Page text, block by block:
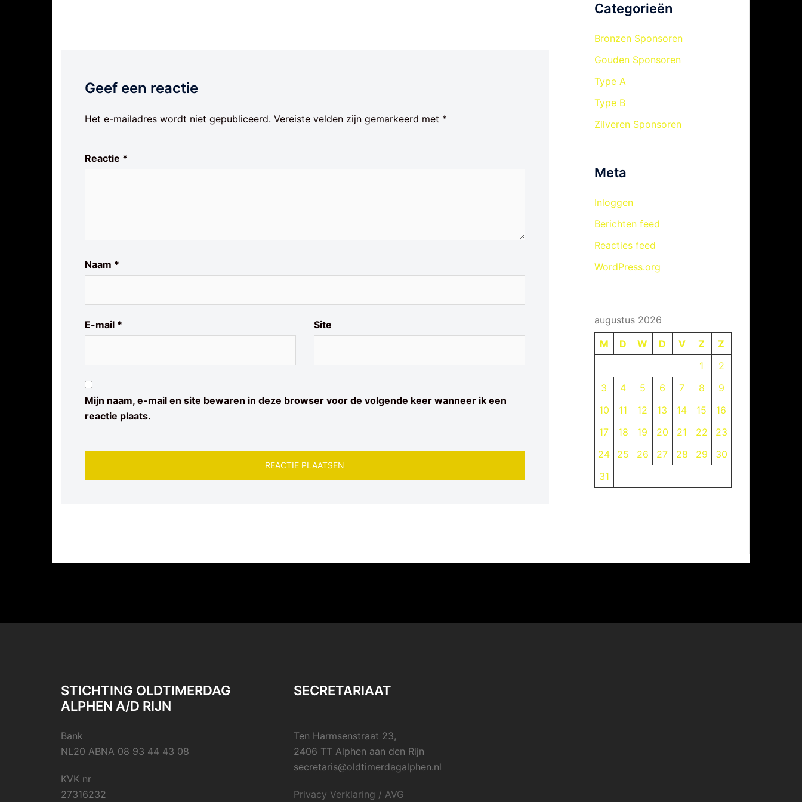
Geef een reactie
Het e-mailadres wordt niet gepubliceerd. Vereiste velden zijn gemarkeerd met *
Reactie *
Naam *
E-mail * Site
Mijn naam, e-mail en site bewaren in deze browser voor de volgende keer wanneer ik een
reactie plaats.
Categorieën
Bronzen Sponsoren
Gouden Sponsoren
Type A
Type B
Zilveren Sponsoren
Meta
Inloggen
Berichten feed
Reacties feed
WordPress.org
augustus 2026
M
D W D V Z
Z
1
2
3
4 5 6 7 8
9
10
11 12 13 14 15
16
17
18 19 20 21 22
23
24
25 26 27 28 29
30
31
STICHTING OLDTIMERDAG
ALPHEN A/D RIJN
Bank
NL20 ABNA 08 93 44 43 08
KVK nr
27316232
SECRETARIAAT
Ten Harmsenstraat 23,
2406 TT Alphen aan den Rijn
secretaris@oldtimerdagalphen.nl
Privacy Verklaring / AVG